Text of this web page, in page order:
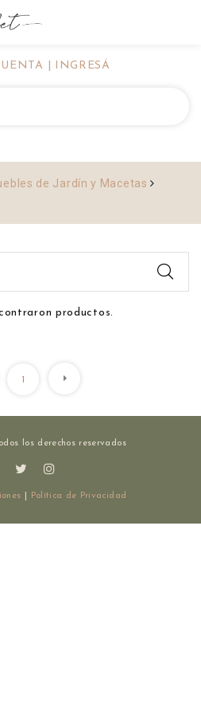
| INGRESÁ
de Jardín y Macetas
productos.
1
los derechos reservados
Política de Privacidad